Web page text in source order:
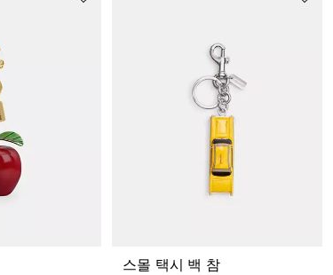
스몰 택시 백 참